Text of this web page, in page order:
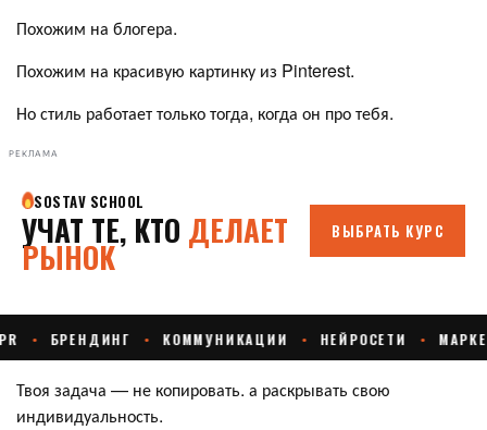
Похожим на блогера.
Похожим на красивую картинку из Pinterest.
Но стиль работает только тогда, когда он про тебя.
РЕКЛАМА
Твоя задача — не копировать. а раскрывать свою
индивидуальность.